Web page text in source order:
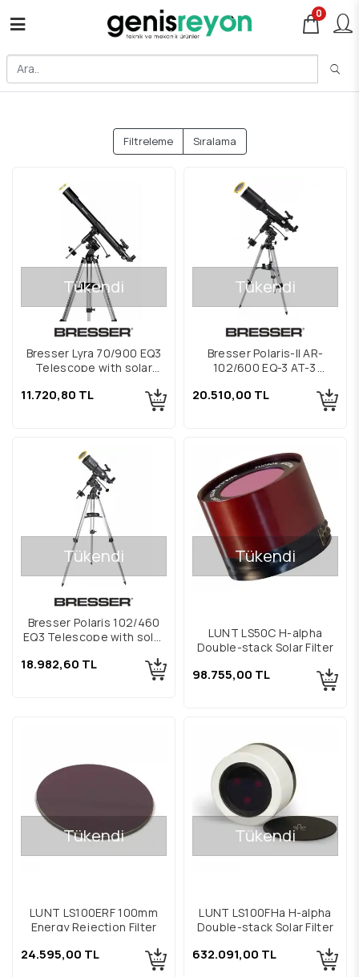
0
Filtreleme Sıralama
Tükendi
Bresser Lyra 70/900 EQ3
Telescope with solar
11.720,80 TL
Tükendi
Bresser Polaris-II AR-
102/600 EQ-3 AT-3
filter
20.510,00 TL
Tükendi
Bresser Polaris 102/460
EQ3 Telescope with solar
18.982,60 TL
Tükendi
LUNT LS50C H-alpha
Double-stack Solar Filter
98.755,00 TL
Tükendi
LUNT LS100ERF 100mm
Energy Rejection Filter
24.595,00 TL
Tükendi
LUNT LS100FHa H-alpha
Double-stack Solar Filter
632.091,00 TL